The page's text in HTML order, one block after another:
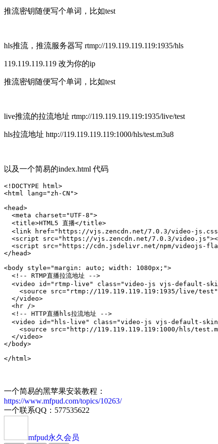
推流密钥随便写个单词，比如test
hls推流，推流服务器写 rtmp://119.119.119.119:1935/hls
119.119.119.119 改为你的ip
推流密钥随便写个单词，比如test
live推流的拉流地址 rtmp://119.119.119.119:1935/live/test
hls拉流地址 http://119.119.119.119:1000/hls/test.m3u8
以及一个简易的index.html 代码
<!DOCTYPE html>
<html lang="zh-CN">
<head>
  <meta charset="UTF-8">
  <title>HTML5 直播</title>
<link href="https://vjs.zencdn.net/7.0.3/video-
<script src="https://vjs.zencdn.net/7.0.3/
<script src="https://cdn.jsdelivr.net/npm/videojs-
</head>
<body style="margin: auto; width: 1080px;">
  <!-- RTMP直播拉流地址 -->
<video id="rtmp-live" class="video-js vjs-default-
<source src="rtmp://119.119.119.119:1935/live/
  </video>
  <hr />
  <!-- HTTP直播hls拉流地址 -->
<video id="hls-live" class="video-js vjs-default-
<source src="http://119.119.119.119:1000/hls/
  </video>
</body>
一个简易的黑苹果安装教程：
https://www.mfpud.com/topics/10263/
一个联系QQ：577535622
mfpud永久会员